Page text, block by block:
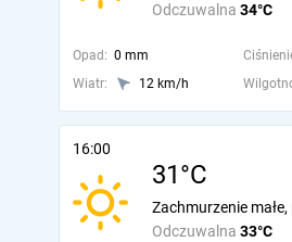
Odczuwalna 34°C
Opad: 0 mm
Wiatr:
12 km/h
16:00
31°C
Odczuwalna 33°C
Zachmurzenie